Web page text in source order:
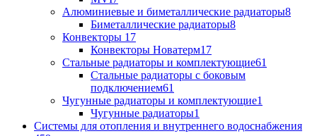
Алюминиевые и биметаллические радиаторы8
Биметаллические радиаторы8
Конвекторы 17
Конвекторы Новатерм17
Стальные радиаторы и комплектующие61
Стальные радиаторы с боковым
подключением61
Чугунные радиаторы и комплектующие1
Чугунные радиаторы1
Системы для отопления и внутреннего водоснабжения